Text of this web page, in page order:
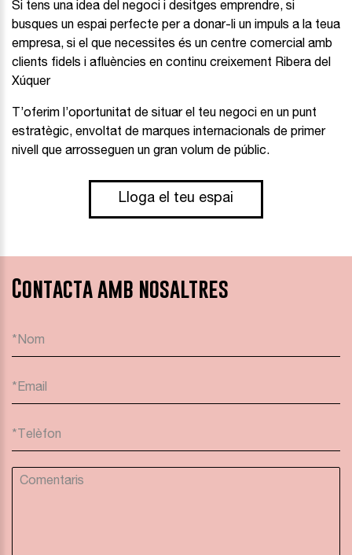
Si tens una idea del negoci i desitges emprendre, si
busques un espai perfecte per a donar-li un impuls a la teua
empresa, si el que necessites és un centre comercial amb
clients fidels i afluències en continu creixement Ribera del
Xúquer
T’oferim l’oportunitat de situar el teu negoci en un punt
estratègic, envoltat de marques internacionals de primer
nivell que arrosseguen un gran volum de públic.
Lloga el teu espai
Contacta amb nosaltres